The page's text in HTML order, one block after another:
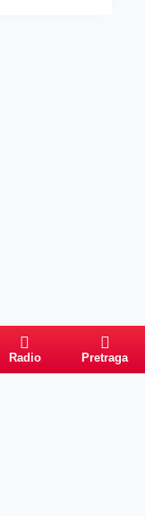
Radio Pretraga